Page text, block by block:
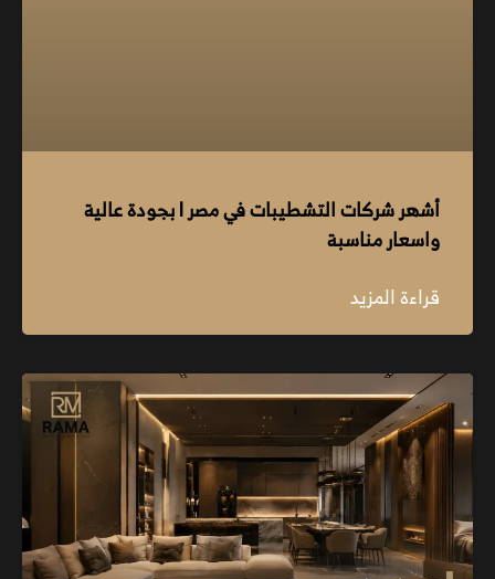
أشهر شركات التشطيبات في مصر l بجودة عالية
واسعار مناسبة
قراءة المزيد